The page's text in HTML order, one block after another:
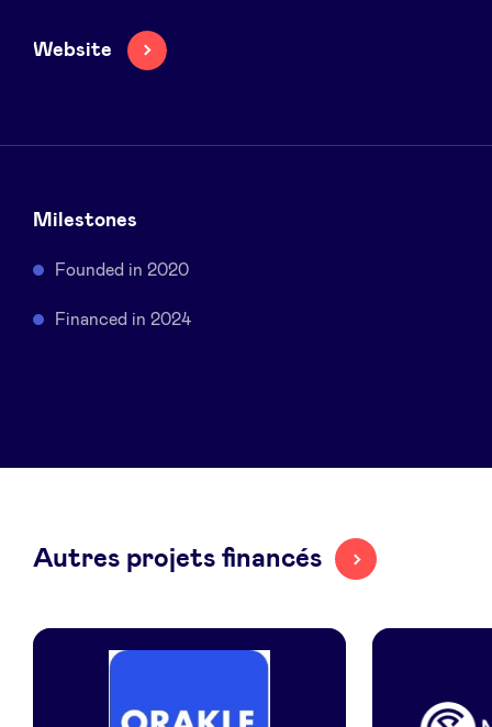
Pooling Services
BeAngels x PMV
Health Expert Circle
Website
Milestones
Founded in 2020
Financed in 2024
Autres projets financés